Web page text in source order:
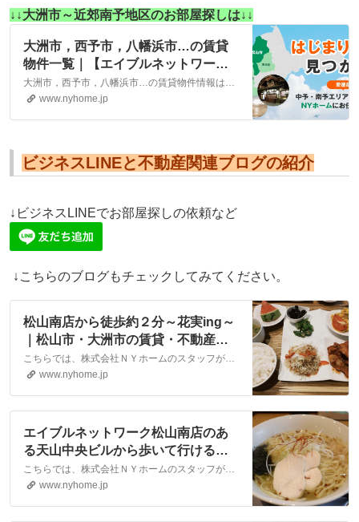
↓↓大洲市～近郊南予地区のお部屋探しは↓↓
大洲市，西予市，八幡浜市…の賃貸
物件一覧｜【エイブルネットワー
ク】(株)NYホーム 松山市・大洲市
の賃貸・不動産
大洲市，西予市，八幡浜市…の賃貸物件情報は、こちらに掲載しております。株式会社NYホームが自信を持ってご紹介する物件ばかりとなっております。お客様のニーズにそった物件が見つかりましたら、弊社までお気軽にお問い合わせください。
www.nyhome.jp
ビジネスLINEと不動産関連ブログの紹介
↓ビジネスLINEでお部屋探しの依頼など
↓こちらのブログもチェックしてみてください。
松山南店から徒歩約２分～花実ing～
｜松山市・大洲市の賃貸・不動産な
ら株式会社NYホーム
こちらでは、株式会社ＮＹホームのスタッフが執筆したスタッフブログ記事、「松山南店から徒歩約２分～花実ing～」をご紹介しております。他にも様々なテーマの記事がありますので、お住まい探しの合間にぜひご一読ください！
www.nyhome.jp
エイブルネットワーク松山南店のあ
る天山中央ビルから歩いて行ける場
所に『とりそば翔』さんがありま
す。｜松山市・大洲市の賃貸・不動
産なら株式会社NYホーム
こちらでは、株式会社ＮＹホームのスタッフが執筆したスタッフブログ記事、「エイブルネットワーク松山南店のある天山中央ビルから歩いて行ける場所に『とりそば翔』さんがあります。」をご紹介しております。他にも様々なテーマの記事がありますので、お住まい探しの合間にぜひご一読ください！
www.nyhome.jp